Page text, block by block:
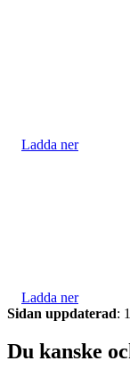
Ladda ner
Ladda ner
Sidan uppdaterad:
Du kanske